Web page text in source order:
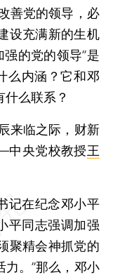
善党的领导，必
设充满新的生机
强的党的领导”是
么内涵？它和邓
么联系？
临之际，财新
中央党校教授王
记在纪念邓小平
平同志强调加强
聚精会神抓党的
。”那么，邓小